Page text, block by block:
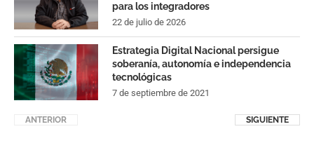
para los integradores
22 de julio de 2026
Estrategia Digital Nacional persigue
soberanía, autonomía e independencia
tecnológicas
7 de septiembre de 2021
ANTERIOR SIGUIENTE